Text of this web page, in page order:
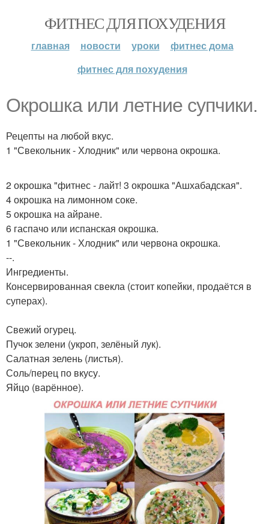
ФИТНЕС ДЛЯ ПОХУДЕНИЯ
главная новости уроки
фитнес дома
фитнес для похудения
Окрошка или летние супчики.
Рецепты на любой вкус.
1 "Свекольник - Хлодник" или червона окрошка.
2 окрошка "фитнес - лайт! 3 окрошка "Ашхабадская".
4 окрошка на лимонном соке.
5 окрошка на айране.
6 гаспачо или испанская окрошка.
1 "Свекольник - Хлодник" или червона окрошка.
--.
Ингредиенты.
Консервированная свекла (стоит копейки, продаётся в
суперах).
Свежий огурец.
Пучок зелени (укроп, зелёный лук).
Салатная зелень (листья).
Соль/перец по вкусу.
Яйцо (варённое).